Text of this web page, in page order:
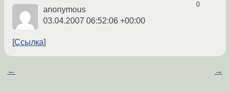
0
anonymous
03.04.2007 06:52:06 +00:00
Ссылка
← →